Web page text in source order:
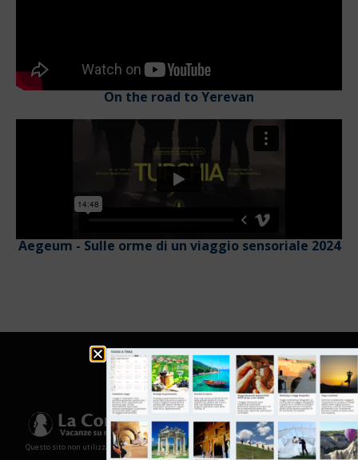
On the road to Yerevan
Aegeum - Sulle orme di un viaggio sensoriale 2024
Questo sito non utilizza cookies e non memorizza in alcun modo le tue informazioni